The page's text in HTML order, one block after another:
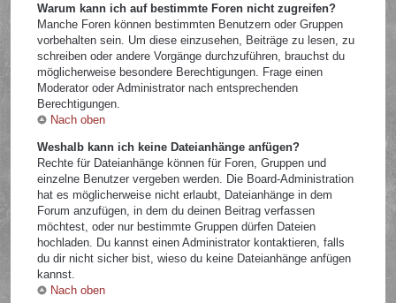
Warum kann ich auf bestimmte Foren nicht zugreifen?
Manche Foren können bestimmten Benutzern oder Gruppen
vorbehalten sein. Um diese einzusehen, Beiträge zu lesen, zu
schreiben oder andere Vorgänge durchzuführen, brauchst du
möglicherweise besondere Berechtigungen. Frage einen
Moderator oder Administrator nach entsprechenden
Berechtigungen.
Nach oben
Weshalb kann ich keine Dateianhänge anfügen?
Rechte für Dateianhänge können für Foren, Gruppen und
einzelne Benutzer vergeben werden. Die Board-Administration
hat es möglicherweise nicht erlaubt, Dateianhänge in dem
Forum anzufügen, in dem du deinen Beitrag verfassen
möchtest, oder nur bestimmte Gruppen dürfen Dateien
hochladen. Du kannst einen Administrator kontaktieren, falls
du dir nicht sicher bist, wieso du keine Dateianhänge anfügen
kannst.
Nach oben